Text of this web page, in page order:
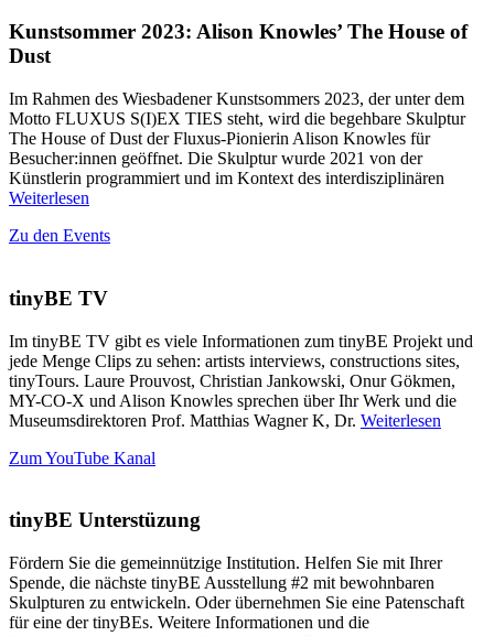
Kunstsommer 2023: Alison Knowles’ The House of
Dust
Im Rahmen des Wiesbadener Kunstsommers 2023, der unter dem
Motto FLUXUS S(I)EX TIES steht, wird die begehbare Skulptur
The House of Dust der Fluxus-Pionierin Alison Knowles für
Besucher:innen geöffnet. Die Skulptur wurde 2021 von der
Künstlerin programmiert und im Kontext des interdisziplinären
Weiterlesen
Zu den Events
tinyBE TV
Im tinyBE TV gibt es viele Informationen zum tinyBE Projekt und
jede Menge Clips zu sehen: artists interviews, constructions sites,
tinyTours. Laure Prouvost, Christian Jankowski, Onur Gökmen,
MY-CO-X und Alison Knowles sprechen über Ihr Werk und die
Museumsdirektoren Prof. Matthias Wagner K, Dr. Weiterlesen
Zum YouTube Kanal
tinyBE Unterstüzung
Fördern Sie die gemeinnützige Institution. Helfen Sie mit Ihrer
Spende, die nächste tinyBE Ausstellung #2 mit bewohnbaren
Skulpturen zu entwickeln. Oder übernehmen Sie eine Patenschaft
für eine der tinyBEs. Weitere Informationen und die